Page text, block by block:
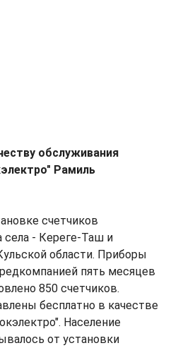
обслуживания
Рамиль
счетчиков
села - Кереге-Таш и
области. Приборы
пять месяцев
850 счетчиков.
бесплатно в качестве
Население
от установки